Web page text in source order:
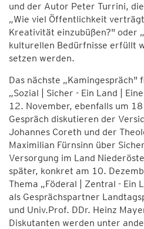
und der Autor Peter Turrini,
„Wie viel Öffentlichkeit
Kreativität einzubüßen?" oder
kulturellen Bedürfnisse erfüllt
setzen werden.
Das nächste
„Sozial | Sicher - Ein Land |
12. November, ebenfalls um
Gespräch diskutieren der
Johannes Coreth und der
Maximilian Fürnsinn über
Versorgung im Land
später, konkret am 10.
Thema „Föderal | Zentral - Ein
als Gesprächspartner
und Univ.Prof. DDr. Heinz
Diskutanten werden unter